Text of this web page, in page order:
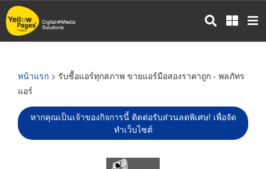
ข้าม
ไป
หน้าแรก > รับซื้อแอร์ทุกสภาพ ขายแอร์มือสองราคาถูก - พลภัทร
แอร์
หากคุณเป็นเจ้าของกิจการนี้ ติดต่อรับส่วนลดพิเศษ! เพื่อจัด
ทำเว็บไซต์